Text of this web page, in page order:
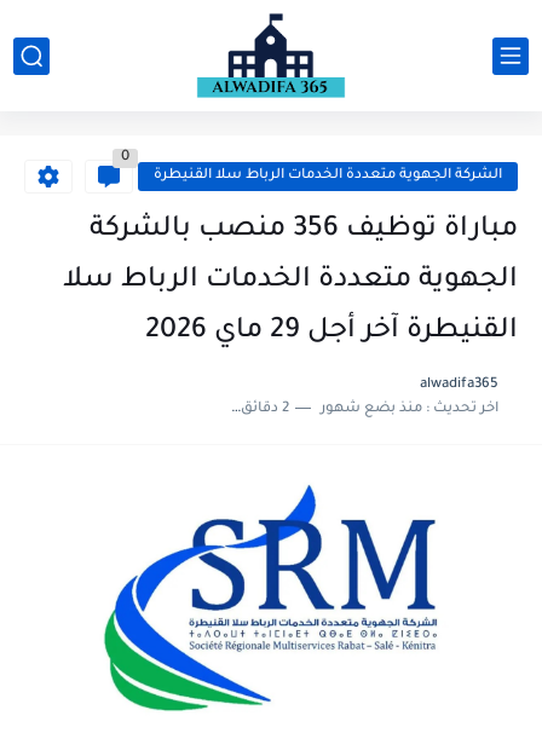
الشركة الجهوية متعددة الخدمات الرباط سلا القنيطرة
0
مباراة توظيف 356 منصب بالشركة
الجهوية متعددة الخدمات الرباط سلا
القنيطرة آخر أجل 29 ماي 2026
alwadifa365
اخر تحديث :منذ بضع شهور 2 دقائق للقراءة